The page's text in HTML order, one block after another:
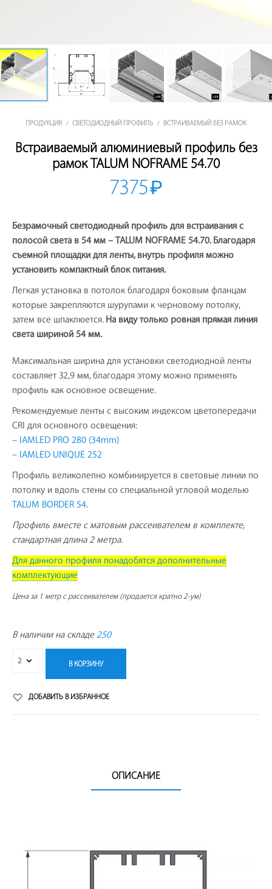
ПРОДУКЦИЯ / СВЕТОДИОДНЫЙ ПРОФИЛЬ / ВСТРАИВАЕМЫЙ БЕЗ РАМОК
Встраиваемый алюминиевый профиль без
рамок TALUM NOFRAME 54.70
7375₽
Безрамочный светодиодный профиль для встраивания с
полосой света в 54 мм – TALUM NOFRAME 54.70. Благодаря
съемной площадки для ленты, внутрь профиля можно
установить компактный блок питания.
Легкая установка в потолок благодаря боковым фланцам
которые закрепляются шурупами к черновому потолку,
затем все шпаклюется. На виду только ровная прямая линия
света шириной 54 мм.
Максимальная ширина для установки светодиодной ленты
составляет 32,9 мм, благодаря этому можно применять
профиль как основное освещение.
Рекомендуемые ленты с высоким индексом цветопередачи
CRI для основного освещения:
– IAMLED PRO 280 (34mm)
– IAMLED UNIQUE 252
Профиль великолепно комбинируется в световые линии по
потолку и вдоль стены со специальной угловой моделью
TALUM BORDER 54.
Профиль вместе с матовым рассеивателем в комплекте,
стандартная длина 2 метра.
Для данного профиля понадобятся дополнительные
комплектующие
Цена за 1 метр с рассеивателем (продается кратно 2-ум)
В наличии на складе250
В КОРЗИНУ
ДОБАВИТЬ В ИЗБРАННОЕ
ОПИСАНИЕ